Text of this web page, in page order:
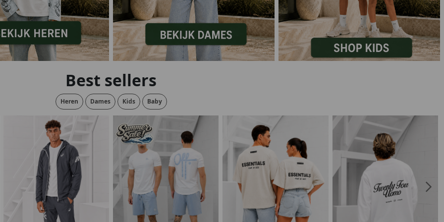
Marokko
Nigeria
Portugal
Spanje
MID SEASON-SALE DAMES MID SEASON-SALE KIDS
Best sellers
Heren Dames Kids Baby